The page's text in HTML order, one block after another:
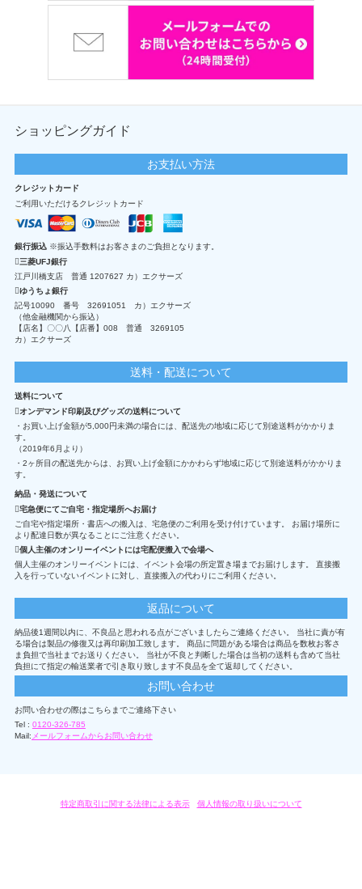
ショッピングガイド
お支払い方法
クレジットカード
ご利用いただけるクレジットカード
銀行振込 ※振込手数料はお客さまのご負担となります。
三菱UFJ銀行
江戸川橋支店 普通 1207627 カ）エクサーズ
ゆうちょ銀行
記号10090 番号 32691051 カ）エクサーズ
（他金融機関から振込）
【店名】〇〇八【店番】008 普通 3269105
カ）エクサーズ
送料・配送について
送料について
オンデマンド印刷及びグッズの送料について
・お買い上げ金額が5,000円未満の場合には、配送先の地域に応じて別途送料がかかりま
す。
（2019年6月より）
・2ヶ所目の配送先からは、お買い上げ金額にかかわらず地域に応じて別途送料がかかりま
す。
納品・発送について
宅急便にてご自宅・指定場所へお届け
ご自宅や指定場所・書店への搬入は、宅急便のご利用を受け付けています。 お届け場所に
より配達日数が異なることにご注意ください。
個人主催のオンリーイベントには宅配便搬入で会場へ
個人主催のオンリーイベントには、イベント会場の所定置き場までお届けします。 直接搬
入を行っていないイベントに対し、直接搬入の代わりにご利用ください。
返品について
納品後1週間以内に、不良品と思われる点がございましたらご連絡ください。 当社に責が有
る場合は製品の修復又は再印刷加工致します。 商品に問題がある場合は商品を数枚お客さ
ま負担で当社までお送りください。 当社が不良と判断した場合は当初の送料も含めて当社
負担にて指定の輸送業者で引き取り致します不良品を全て返却してください。
お問い合わせ
お問い合わせの際はこちらまでご連絡下さい
Tel : 0120-326-785
Mail: メールフォームからお問い合わせ
特定商取引に関する法律による表示/ 個人情報の取り扱いについて